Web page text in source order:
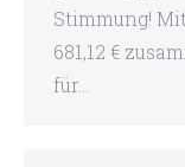
Stimmung!
681,12 €
für…